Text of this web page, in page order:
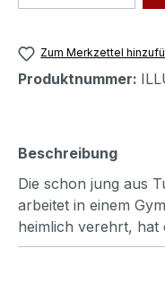
Zum Merkzettel
Produktnummer:
Beschreibung
Die schon jung aus
arbeitet in einem
heimlich verehrt, hat